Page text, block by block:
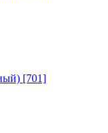
[701]